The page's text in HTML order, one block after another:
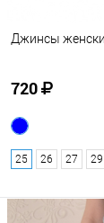
Джинсы
720
25 26 27 29